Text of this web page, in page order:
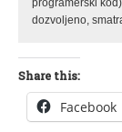
programerski
dozvoljeno,
Share this:
Facebook